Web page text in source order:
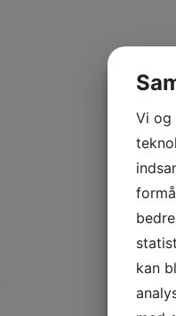
Vi og
kan